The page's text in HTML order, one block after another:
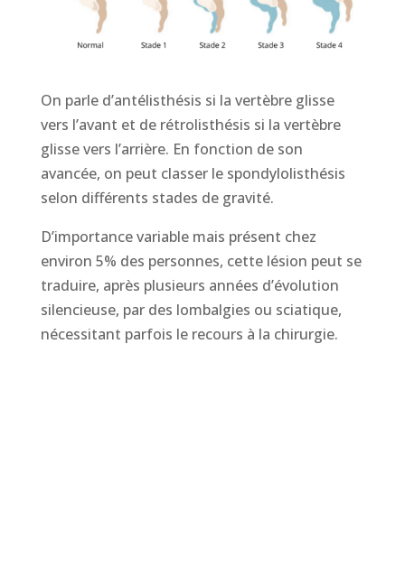
On parle d’antélisthésis si la vertèbre glisse
vers l’avant et de rétrolisthésis si la vertèbre
glisse vers l’arrière. En fonction de son
avancée, on peut classer le spondylolisthésis
selon différents stades de gravité.
D’importance variable mais présent chez
environ 5% des personnes, cette lésion peut se
traduire, après plusieurs années d’évolution
silencieuse, par des lombalgies ou sciatique,
nécessitant parfois le recours à la chirurgie.